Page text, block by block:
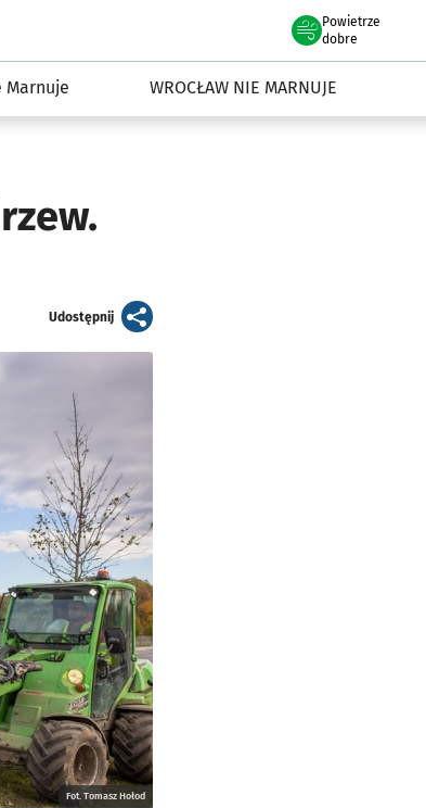
Wrocławiu
Powietrze
we Wrocławiu
dobre
Marnuje WROCŁAW NIE MARNUJE
Udostępnijartykuł
Fot. Tomasz Hołod